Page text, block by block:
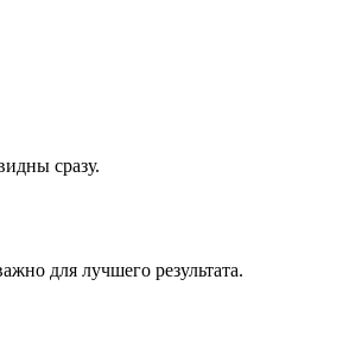
сразу.
для лучшего результата.